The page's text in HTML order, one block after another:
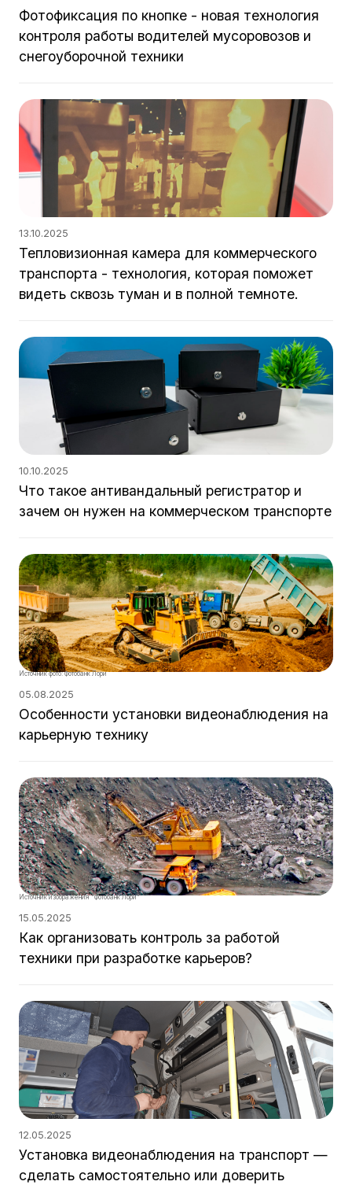
Фотофиксация по кнопке - новая технология
контроля работы водителей мусоровозов и
снегоуборочной техники
13.10.2025
Тепловизионная камера для коммерческого
транспорта - технология, которая поможет
видеть сквозь туман и в полной темноте.
10.10.2025
Что такое антивандальный регистратор и
зачем он нужен на коммерческом транспорте
Источник фото: Фотобанк Лори
05.08.2025
Особенности установки видеонаблюдения на
карьерную технику
Источник изображения "Фотобанк Лори"
15.05.2025
Как организовать контроль за работой
техники при разработке карьеров?
12.05.2025
Установка видеонаблюдения на транспорт —
сделать самостоятельно или доверить